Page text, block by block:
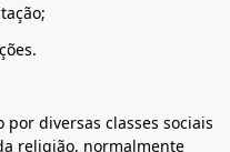
diversas classes sociais
religião, normalmente